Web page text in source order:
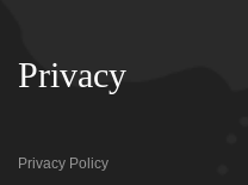
Privacy
Privacy Policy